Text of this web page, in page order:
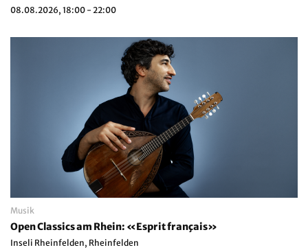
08.08.2026, 18:00 - 22:00
Musik
Open Classics am Rhein: «Esprit français»
Inseli Rheinfelden, Rheinfelden